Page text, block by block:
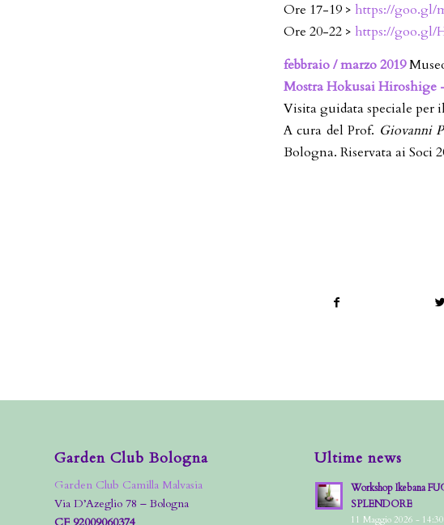
Ore 17-19 > https://goo.gl/
Ore 20-22 > https://goo.gl/
febbraio / marzo 2019
Mostra Hokusai Hiroshige
Visita guidata speciale per
A cura del Prof. Giovanni
Bologna. Riservata ai Soci
Garden Club Bologna
Garden Club Camilla Malvasia
Via D’Azeglio 78 – Bologna
CF 92009060374
Ultime news
Workshop Ikebana
SPLENDORE
11 Maggio 2026 - 14:30